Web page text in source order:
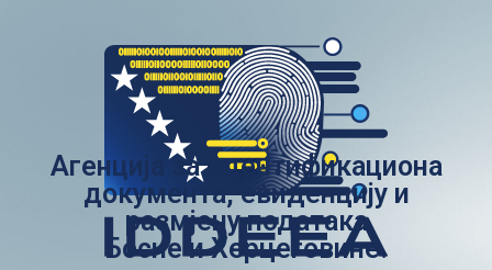
Агенција за идентификациона
документа, евиденцију и
размјену података
Босне и Херцеговине.